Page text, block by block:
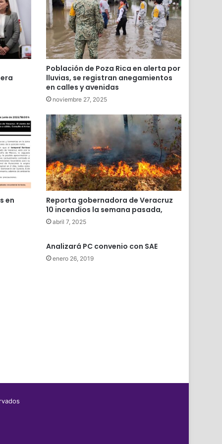
Población de Poza Rica en alerta por
lluvias, se registran anegamientos
en calles y avenidas
noviembre 27, 2025
en
Reporta gobernadora de Veracruz
10 incendios la semana pasada,
abril 7, 2025
Analizará PC convenio con SAE
enero 26, 2019